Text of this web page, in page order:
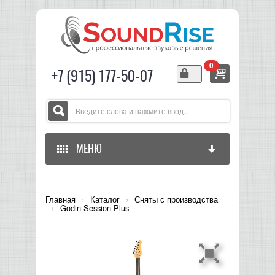
+7 (915) 177-50-07
0
МЕНЮ
ЗВУКОВОЕ ОБОРУДОВАНИЕ
МИКШЕРЫ АНАЛОГОВЫЕ
СВЕТОВОЕ ОБОРУДОВАНИЕ
Главная › Каталог › Сняты с производства
› Godin Session Plus